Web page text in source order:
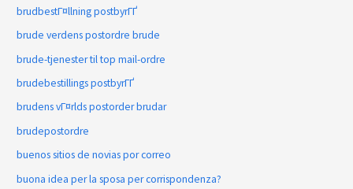
brudbestГ¤llning postbyrГҐ
brude verdens postordre brude
brude-tjenester til top mail-ordre
brudebestillings postbyrГҐ
brudens vГ¤rlds postorder brudar
brudepostordre
buenos sitios de novias por correo
buona idea per la sposa per corrispondenza?